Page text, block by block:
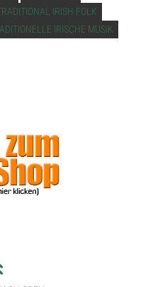
IRISH FOLK
IRISCHE MUSIK